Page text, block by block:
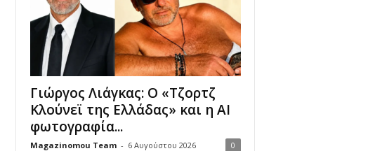
Γιώργος Λιάγκας: Ο «Τζορτζ
Κλούνεϊ της Ελλάδας» και η AI
φωτογραφία...
Magazinomou Team - 6 Αυγούστου 2026 0